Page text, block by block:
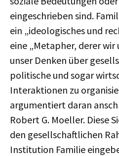
eingeschrieben sind.
ein „ideologisches und
eine „Metapher, derer wir
unser Denken über
politische und sogar
Interaktionen zu
argumentiert daran
Robert G. Moeller. Diese
den gesellschaftlichen
Institution Familie